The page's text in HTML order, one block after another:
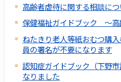
高齢者虐待に関する相談に
保健福祉ガイドブック ～高
ねたきり老人等紙おむつ購
員の署名が不要になります
認知症ガイドブック（下野
なりました